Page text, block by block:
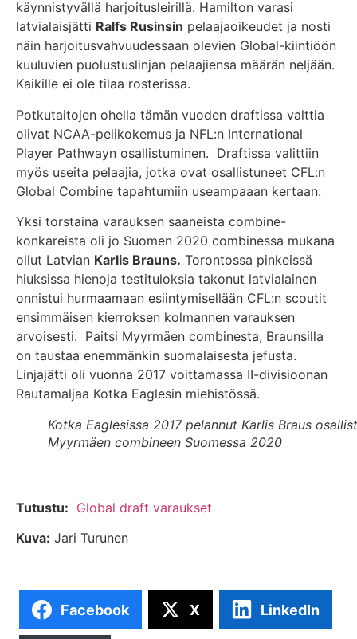
käynnistyvällä harjoitusleirillä. Hamilton varasi
latvialaisjätti Ralfs Rusinsin pelaajaoikeudet ja nosti
näin harjoitusvahvuudessaan olevien Global-kiintiöön
kuuluvien puolustuslinjan pelaajiensa määrän neljään.
Kaikille ei ole tilaa rosterissa.
Potkutaitojen ohella tämän vuoden draftissa valttia
olivat NCAA-pelikokemus ja NFL:n International
Player Pathwayn osallistuminen. Draftissa valittiin
myös useita pelaajia, jotka ovat osallistuneet CFL:n
Global Combine tapahtumiin useampaaan kertaan.
Yksi torstaina varauksen saaneista combine-
konkareista oli jo Suomen 2020 combinessa mukana
ollut Latvian Karlis Brauns. Torontossa pinkeissä
hiuksissa hienoja testituloksia takonut latvialainen
onnistui hurmaamaan esiintymisellään CFL:n scoutit
ensimmäisen kierroksen kolmannen varauksen
arvoisesti. Paitsi Myyrmäen combinesta, Braunsilla
on taustaa enemmänkin suomalaisesta jefusta.
Linjajätti oli vuonna 2017 voittamassa II-divisioonan
Rautamaljaa Kotka Eaglesin miehistössä.
Kotka Eaglesissa 2017 pelannut Karlis Braus
Myyrmäen combineen Suomessa 2020
Tutustu: Global draft varaukset
Kuva: Jari Turunen
Facebook X LinkedIn